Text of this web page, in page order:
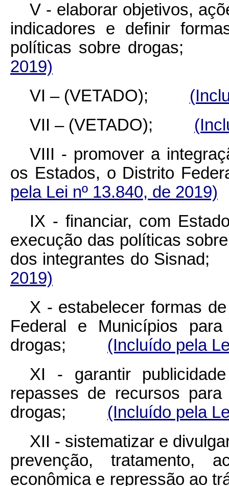
V - elaborar objetivos,
indicadores e definir
políticas sobre
2019)
VI – (VETADO);
VII – (VETADO);
VIII - promover a
os Estados, o Distrito
pela Lei nº 13.840, de 2019)
IX - financiar, com
execução das políticas
dos integrantes do
2019)
X - estabelecer formas
Federal e Municípios
drogas; (Incluído pela
XI - garantir
repasses de recursos
drogas; (Incluído pela
XII - sistematizar e
prevenção, tratamento,
econômica e repressão